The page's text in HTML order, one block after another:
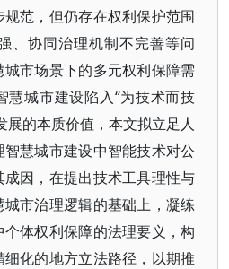
范，但仍存在权利保护范围
、协同治理机制不完善等问
市场景下的多元权利保障需
慧城市建设陷入“为技术而技
展的本质价值，本文拟立足人
慧城市建设中智能技术对公
因，在提出技术工具理性与
市治理逻辑的基础上，凝练
体权利保障的法理要义，构
化的地方立法路径，以期推